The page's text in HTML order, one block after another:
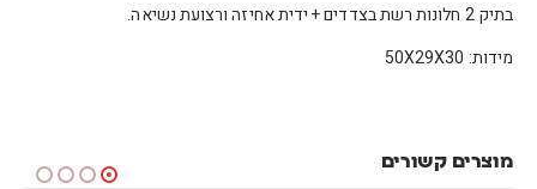
בתיק 2 חלונות רשת בצדדים + ידית אחיזה ורצועת נשיאה.
מידות: 50X29X30
מוצרים קשורים